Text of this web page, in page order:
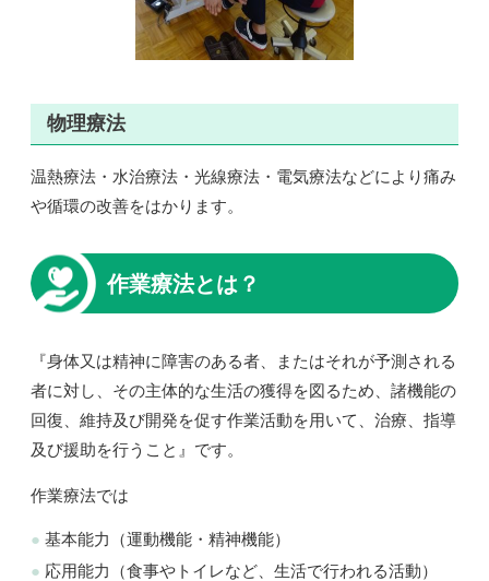
物理療法
温熱療法・水治療法・光線療法・電気療法などにより痛み
や循環の改善をはかります。
作業療法とは？
『身体又は精神に障害のある者、またはそれが予測される
者に対し、その主体的な生活の獲得を図るため、諸機能の
回復、維持及び開発を促す作業活動を用いて、治療、指導
及び援助を行うこと』です。
作業療法では
基本能力（運動機能・精神機能）
応用能力（食事やトイレなど、生活で行われる活動）